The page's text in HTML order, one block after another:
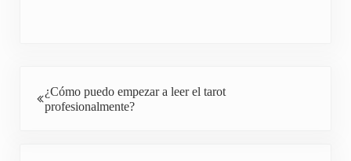
¿Cómo puedo empezar a leer el tarot
profesionalmente?